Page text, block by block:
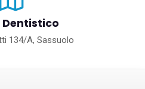
Dentistico
134/A, Sassuolo